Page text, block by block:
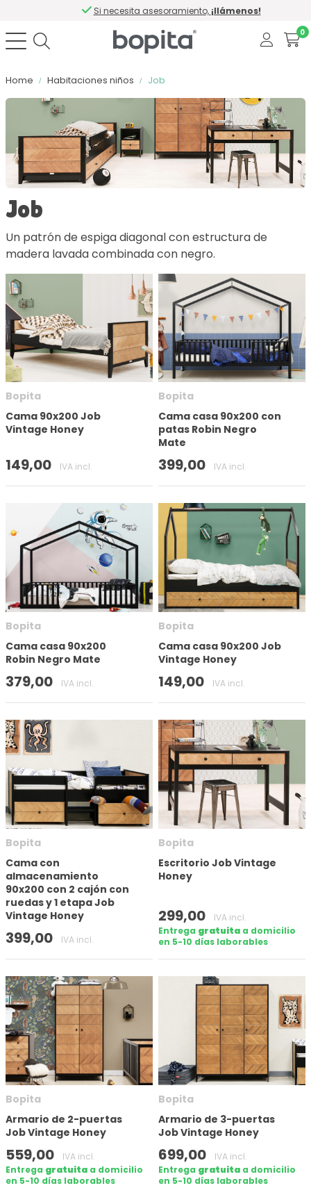
Si necesita asesoramiento,¡llámenos!
0
Home Habitaciones niños Job
Ordenar por
Color
Material
Con cierre suave
Número de cajones
Número de puertas
Tamaño del colchón (cm)
En stock
Marca
Aplicar filtro
Job
Un patrón de espiga diagonal con estructura de
madera lavada combinada con negro.
Bopita
Cama 90x200 Job
Vintage Honey
149,00 IVA incl.
Bopita
Cama casa 90x200 con
patas Robin Negro
Mate
399,00 IVA incl.
Bopita
Cama casa 90x200
Robin Negro Mate
379,00 IVA incl.
Bopita
Cama casa 90x200 Job
Vintage Honey
149,00 IVA incl.
Bopita
Cama con
almacenamiento
90x200 con 2 cajón con
ruedas y 1 etapa Job
Vintage Honey
399,00 IVA incl.
Bopita
Escritorio Job Vintage
Honey
299,00
IVA incl.
Entrega gratuitaa domicilio
en 5-10 días laborables
Bopita
Armario de 2-puertas
Job Vintage Honey
559,00
IVA incl.
Entrega gratuita a domicilio
en 5-10 días laborables
Bopita
Armario de 3-puertas
Job Vintage Honey
699,00
IVA incl.
Entrega gratuitaa domicilio
en 5-10 días laborables